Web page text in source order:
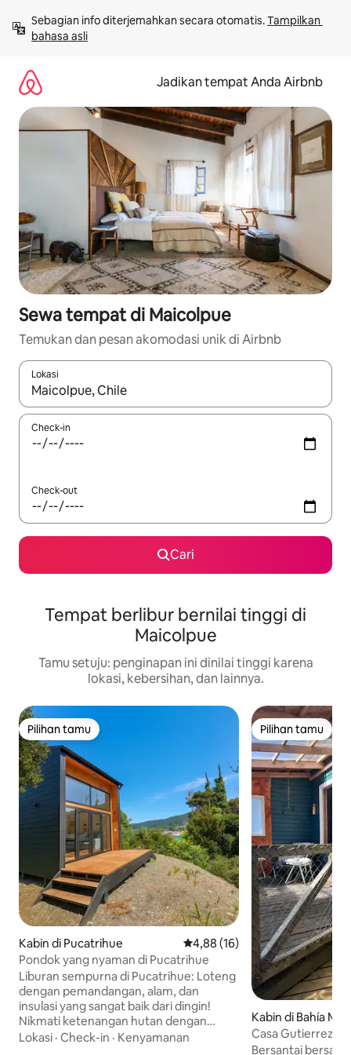
langsung
lihat
Sebagian info diterjemahkan secara otomatis. Tampilkan
bahasa asli
Jadikan tempat Anda Airbnb
Sewa tempat di Maicolpue
Temukan dan pesan akomodasi unik di Airbnb
Lokasi
Jika hasil yang dicari tersedia, telusuri dengan tombol panah
Check-in
Check-out
Cari
Tempat berlibur bernilai tinggi di
Maicolpue
Tamu setuju: penginapan ini dinilai tinggi karena
lokasi, kebersihan, dan lainnya.
Pilihan tamu
Pilihan tamu
Kabin di Pucatrihue Nilai rata-rata 4,88 dari 5, 16
4,88 (16)
Pondok yang nyaman di Pucatrihue
Liburan sempurna di Pucatrihue: Loteng
dengan pemandangan, alam, dan
insulasi yang sangat baik dari dingin!
Nikmati ketenangan hutan dengan
pemandangan spektakuler. Hanya
Lokasi · Check-in · Kenyamanan
Pilihan tamu
Pilihan tamu
Kabin di Bahía
Casa Gutierrez.
Bersantai